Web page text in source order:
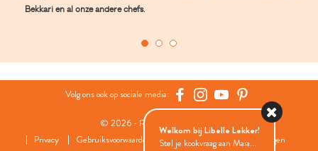
Bekkari en al onze andere chefs.
Volg ons ook op sociale media:
© 2026 - Roularta Media Group
Privacy
Gebruiksvoorwaarden Cookies Cookies instellingen
Welkom bij Libelle Lekker!
Stel je kookvraag aan Maia...